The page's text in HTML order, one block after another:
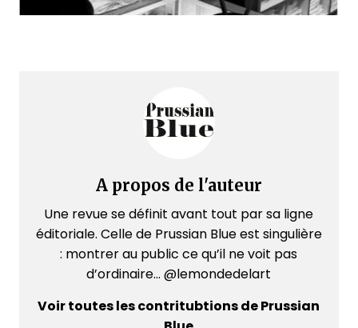
A propos de l'auteur
Une revue se définit avant tout par sa ligne
éditoriale. Celle de Prussian Blue est singulière
: montrer au public ce qu’il ne voit pas
d’ordinaire... @lemondedelart
Voir toutes les contritubtions de Prussian